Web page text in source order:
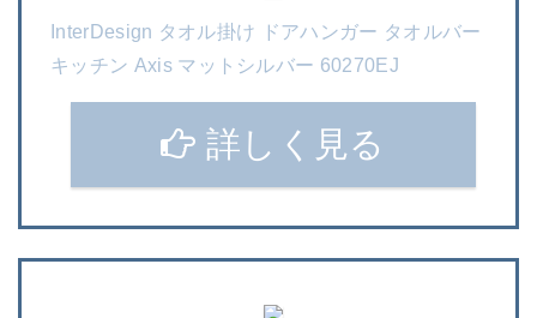
InterDesign タオル掛け ドアハンガー タオルバー
キッチン Axis マットシルバー 60270EJ
詳しく見る